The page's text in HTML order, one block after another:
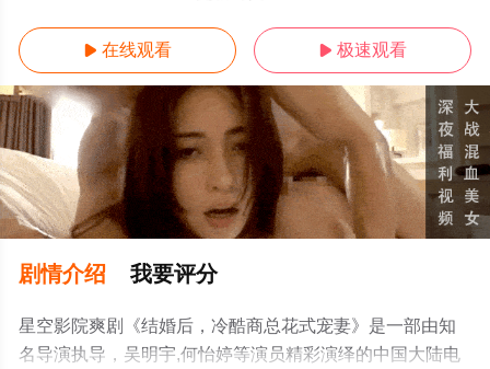
 在线观看  极速观看
剧情介绍 我要评分
星空影院爽剧《结婚后，冷酷商总花式宠妻》是一部由知
名导演执导，吴明宇,何怡婷等演员精彩演绎的中国大陆电